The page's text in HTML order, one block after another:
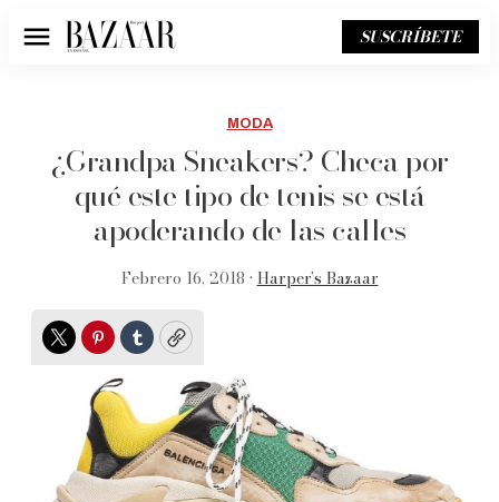
Menú SUSCRÍBETE
MODA
¿Grandpa Sneakers? Checa por
qué este tipo de tenis se está
apoderando de las calles
Febrero 16, 2018 • Harper’s Bazaar
TwitterPinterest
TumblrCopy